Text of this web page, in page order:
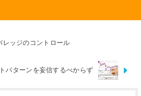
レッジのコントロール
パターンを妄信するべからず